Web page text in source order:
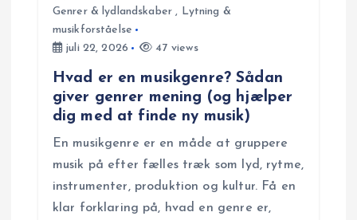
Genrer & lydlandskaber , Lytning &
musikforståelse
juli 22, 2026
47 views
Hvad er en musikgenre? Sådan
giver genrer mening (og hjælper
dig med at finde ny musik)
En musikgenre er en måde at gruppere
musik på efter fælles træk som lyd, rytme,
instrumenter, produktion og kultur. Få en
klar forklaring på, hvad en genre er,